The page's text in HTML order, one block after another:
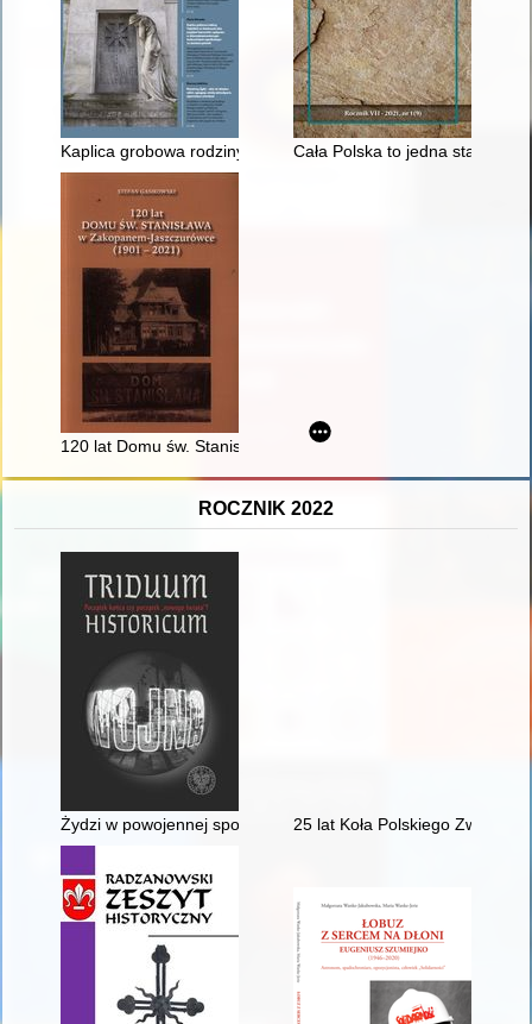
Kaplica grobowa rodziny Trębickich w Zembrowie jako
Cała Polska to jedna stanica
120 lat Domu św. Stanisława w Zakopanem-Jaszczurówce
ROCZNIK 2022
Żydzi w powojennej społeczności Ziem Odzyskanych na
25 lat Koła Polskiego Związku